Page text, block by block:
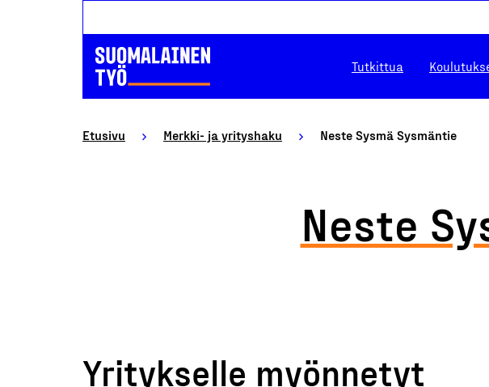
Tutkittua
Etusivu Merkki- ja yrityshaku Neste Sysmä Sysmäntie
Neste
Yritykselle myönnetyt